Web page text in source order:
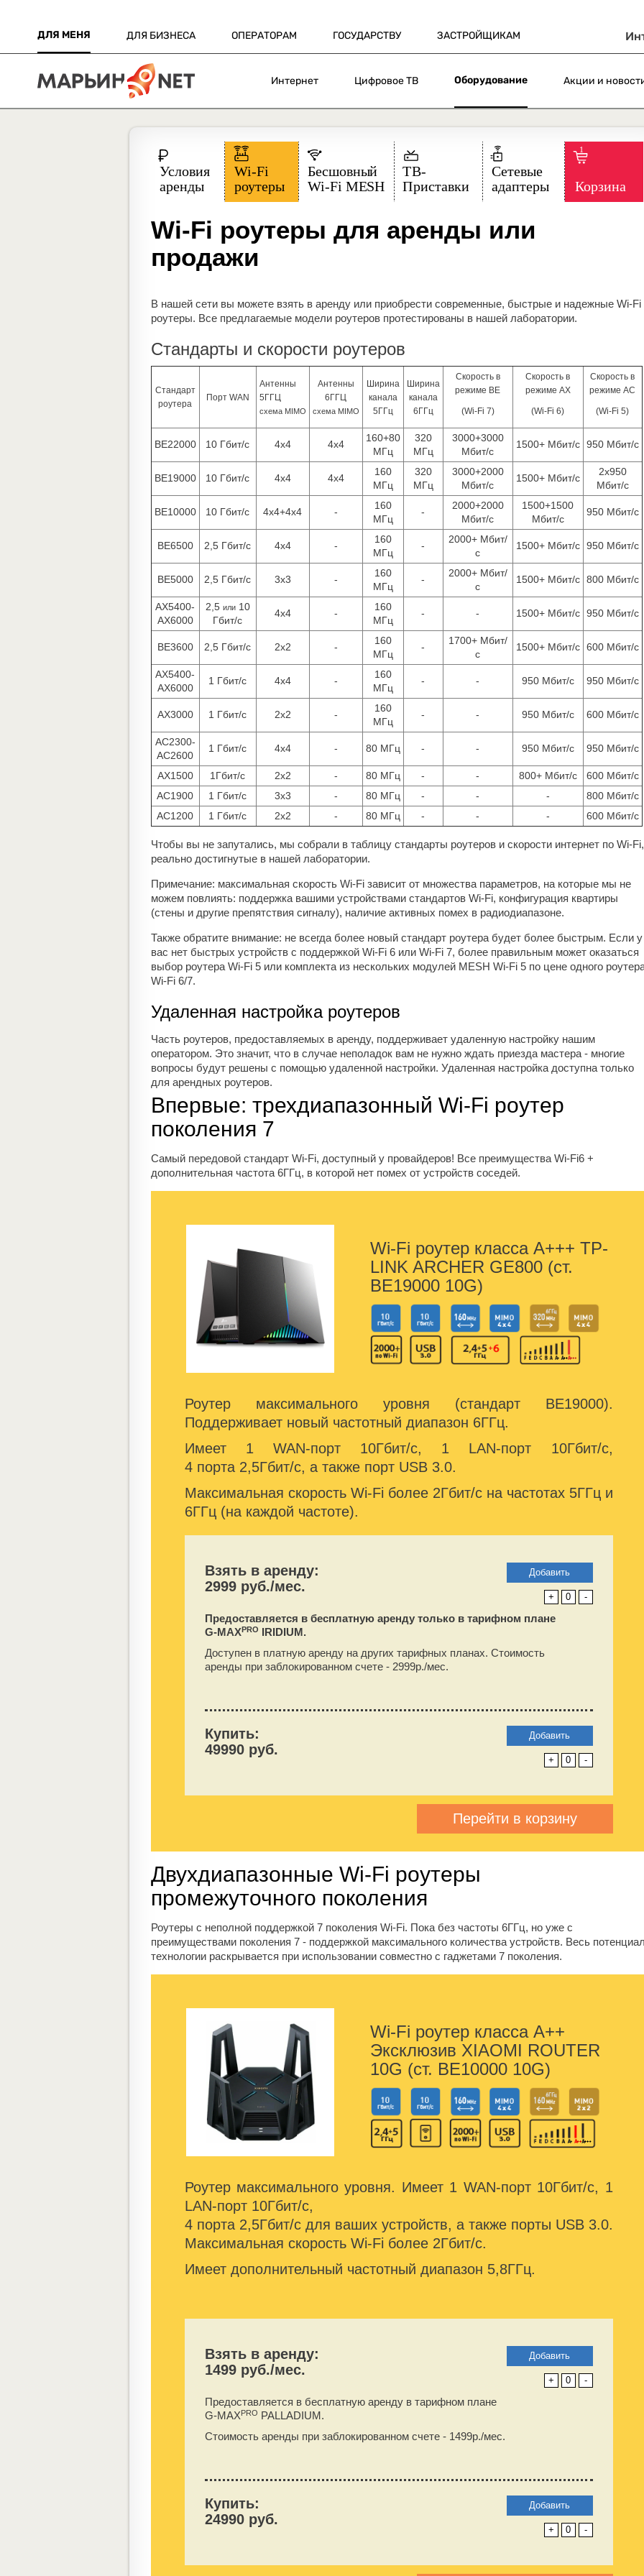
ДЛЯ МЕНЯ ДЛЯ БИЗНЕСА ОПЕРАТОРАМ ГОСУДАРСТВУ ЗАСТРОЙЩИКАМ
Интернет Цифровое ТВ Оборудование Акции и
Wi-Fi роутеры для аренды или
продажи
В нашей сети вы можете взять в аренду или приобрести современные, быстрые и надежные Wi-Fi
роутеры. Все предлагаемые модели роутеров протестированы в нашей лаборатории.
Стандарты и скорости роутеров
Стандарт
роутера
Порт WAN
Антенны
5ГГЦ
схема MIMO
Антенны
6ГГЦ
схема MIMO
Ширина
канала
5ГГц
Ширина
канала
6ГГц
Скорость в
режиме BE
(Wi-Fi 7)
Скорость в
режиме AX
(Wi-Fi 6)
Скорость в
режиме АС
(Wi-Fi 5)
BE22000 10 Гбит/с 4х4 4x4
160+80
МГц
320
МГц
3000+3000
Мбит/с
1500+ Мбит/с 950 Мбит/с
BE19000 10 Гбит/с 4х4 4x4
160
МГц
320
МГц
3000+2000
Мбит/с
1500+ Мбит/с
2x950
Мбит/с
BE10000 10 Гбит/с 4х4+4x4 -
160
МГц
-
2000+2000
Мбит/с
1500+1500
Мбит/с
950 Мбит/с
BE6500 2,5 Гбит/с 4х4 -
160
МГц
-
2000+ Мбит/
с
1500+ Мбит/с 950 Мбит/с
BE5000 2,5 Гбит/с 3х3 -
160
МГц
-
2000+ Мбит/
с
1500+ Мбит/с 800 Мбит/с
AX5400-
AX6000
2,5 или10
Гбит/с
4х4 -
160
МГц
- - 1500+ Мбит/с 950 Мбит/с
BE3600 2,5 Гбит/с 2х2 -
160
МГц
-
1700+ Мбит/
с
1500+ Мбит/с 600 Мбит/с
AX5400-
AX6000
1 Гбит/с 4х4 -
160
МГц
- - 950 Мбит/с 950 Мбит/с
AX3000 1 Гбит/с 2х2 -
160
МГц
- - 950 Мбит/с 600 Мбит/с
AC2300-
AC2600
1 Гбит/с 4х4 - 80 МГц - - 950 Мбит/с 950 Мбит/с
AX1500 1Гбит/с 2х2 - 80 МГц - - 800+ Мбит/с
600 Мбит/с
AC1900
1 Гбит/с 3х3 - 80 МГц - - -
800 Мбит/с
AC1200
1 Гбит/с 2х2 - 80 МГц - - - 600 Мбит/с
Чтобы вы не запутались, мы собрали в таблицу стандарты роутеров и скорости интернет по Wi-Fi,
реально достигнутые в нашей лаборатории.
Примечание: максимальная скорость Wi-Fi зависит от множества параметров, на которые мы не
можем повлиять: поддержка вашими устройствами стандартов Wi-Fi, конфигурация квартиры
(стены и другие препятствия сигналу), наличие активных помех в радиодиапазоне.
Также обратите внимание: не всегда более новый стандарт роутера будет более быстрым. Если у
вас нет быстрых устройств с поддержкой Wi-Fi 6 или Wi-Fi 7, более правильным может оказаться
выбор роутера Wi-Fi 5 или комплекта из нескольких модулей MESH Wi-Fi 5 по цене одного
Wi-Fi 6/7.
Удаленная настройка роутеров
Часть роутеров, предоставляемых в аренду, поддерживает удаленную настройку нашим
оператором. Это значит, что в случае неполадок вам не нужно ждать приезда мастера - многие
вопросы будут решены с помощью удаленной настройки. Удаленная настройка доступна только
для арендных роутеров.
Впервые: трехдиапазонный Wi-Fi роутер
поколения 7
Самый передовой стандарт Wi-Fi, доступный у провайдеров! Все преимущества Wi-Fi6 +
дополнительная частота 6ГГц, в которой нет помех от устройств соседей.
Wi-Fi роутер класса А+++ TP-
LINK ARCHER GE800 (ст.
BE19000 10G)
Роутер максимального уровня (стандарт BE19000).
Поддерживает новый частотный диапазон 6ГГц.
Имеет 1 WAN-порт 10Гбит/с, 1 LAN-порт 10Гбит/с,
4 порта 2,5Гбит/с, а также порт USB 3.0.
Максимальная скорость Wi-Fi более 2Гбит/с на частотах 5ГГц и
6ГГц (на каждой частоте).
Добавить
+ 0 -
Взять в аренду:
2999 руб./мес.
Предоставляется в бесплатную аренду только в тарифном плане
G-MAXPRO
IRIDIUM.
Доступен в платную аренду на других тарифных планах. Стоимость
аренды при заблокированном счете - 2999р./мес.
Добавить
+ 0 -
Купить:
49990 руб.
Перейти в корзину
Двухдиапазонные Wi-Fi роутеры
промежуточного поколения
Роутеры с неполной поддержкой 7 поколения Wi-Fi. Пока без частоты 6ГГц, но уже с
преимуществами поколения 7 - поддержкой максимального количества устройств. Весь
технологии раскрывается при использовании совместно с гаджетами 7 поколения.
Wi-Fi роутер класса А++
Эксклюзив XIAOMI ROUTER
10G (ст. BE10000 10G)
Роутер максимального уровня. Имеет 1 WAN-порт 10Гбит/с, 1
LAN-порт 10Гбит/с,
4 порта 2,5Гбит/с для ваших устройств, а также порты USB 3.0.
Максимальная скорость Wi-Fi более 2Гбит/с.
Имеет дополнительный частотный диапазон 5,8ГГц.
Добавить
+ 0 -
Взять в аренду:
1499 руб./мес.
Предоставляется в бесплатную аренду в тарифном плане
G-MAXPRO PALLADIUM.
Стоимость аренды при заблокированном счете - 1499р./мес.
Добавить
+ 0 -
Купить:
24990 руб.